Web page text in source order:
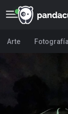
Arte Fotografía